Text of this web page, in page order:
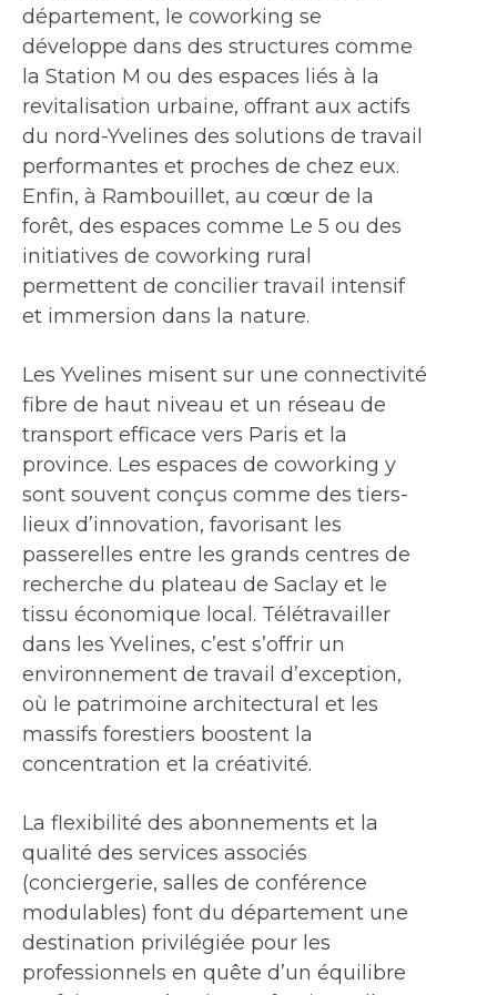
département, le coworking se
développe dans des structures comme
la Station M ou des espaces liés à la
revitalisation urbaine, offrant aux actifs
du nord-Yvelines des solutions de travail
performantes et proches de chez eux.
Enfin, à Rambouillet, au cœur de la
forêt, des espaces comme Le 5 ou des
initiatives de coworking rural
permettent de concilier travail intensif
et immersion dans la nature.
Les Yvelines misent sur une connectivité
fibre de haut niveau et un réseau de
transport efficace vers Paris et la
province. Les espaces de coworking y
sont souvent conçus comme des tiers-
lieux d’innovation, favorisant les
passerelles entre les grands centres de
recherche du plateau de Saclay et le
tissu économique local. Télétravailler
dans les Yvelines, c’est s’offrir un
environnement de travail d’exception,
où le patrimoine architectural et les
massifs forestiers boostent la
concentration et la créativité.
La flexibilité des abonnements et la
qualité des services associés
(conciergerie, salles de conférence
modulables) font du département une
destination privilégiée pour les
professionnels en quête d’un équilibre